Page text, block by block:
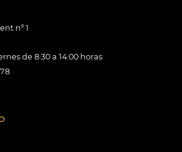
nº 1
de 8:30 a 14:00 horas